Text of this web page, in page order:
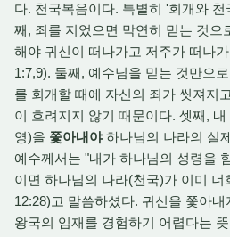
다. 천국복음이다. 특별히 '회개와
째, 죄를 지었으면 막연히 믿는 것으
해야 귀신이 떠나가고 저주가 떠나
1:7,9). 둘째, 예수님을 믿는 것만으
를 회개할 때에 자신의 죄가 씻져지
이 흐려지지 않기 때문이다. 셋째,
영)을 쫓아내야하나님의 나라의 실
예수께서는 "내가 하나님의 성령을
이면 하나님의 나라(천국)가 이미
12:28)고 말씀하셨다. 귀신을 쫓아
왕국의 임재를 경험하기 어렵다는